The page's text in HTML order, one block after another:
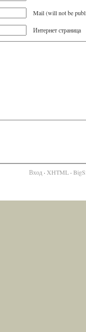
Mail (will not be
Интернет страница
Вход· XHTML·